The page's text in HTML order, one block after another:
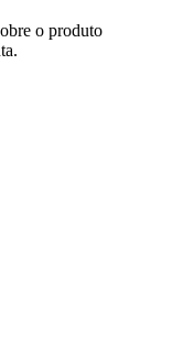
o produto